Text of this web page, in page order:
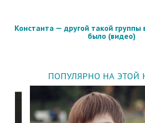
Константа — другой такой группы
было (видео)
ПОПУЛЯРНО НА ЭТОЙ